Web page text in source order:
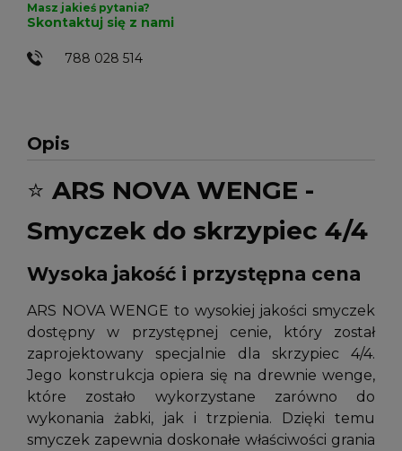
Masz jakieś pytania?
Skontaktuj się z nami
788 028 514
Opis
⭐ ARS NOVA WENGE -
Smyczek do skrzypiec 4/4
Wysoka jakość i przystępna cena
ARS NOVA WENGE to wysokiej jakości smyczek
dostępny w przystępnej cenie, który został
zaprojektowany specjalnie dla skrzypiec 4/4.
Jego konstrukcja opiera się na drewnie wenge,
które zostało wykorzystane zarówno do
wykonania żabki, jak i trzpienia. Dzięki temu
smyczek zapewnia doskonałe właściwości grania